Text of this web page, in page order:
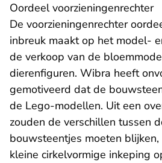
Oordeel voorzieningenrechter
De voorzieningenrechter
inbreuk maakt op het model-
de verkoop van de
dierenfiguren. Wibra heeft
gemotiveerd dat de
de Lego-modellen. Uit een
zouden de verschillen tussen
bouwsteentjes moeten
kleine cirkelvormige inkeping